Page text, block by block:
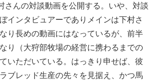
さんの対談動画を公開する。いや、対談
インタビュアーでありメインは下村さ
り長めの動画にはなっているが、前半
り（大狩部牧場の経営に携わるまでの
いただいている。はっきり申せば、彼
ブレッド生産の先々を見据え、かつ馬